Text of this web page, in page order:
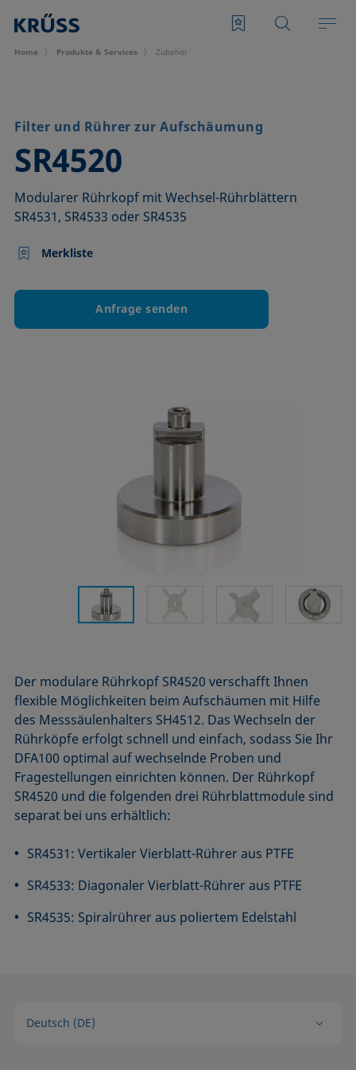
Home Produkte & Services Zubehör
Filter und Rührer zur Aufschäumung
SR4520
–
Modularer Rührkopf mit Wechsel-Rührblättern
SR4531, SR4533 oder SR4535
Merkliste
Anfrage senden
Der modulare Rührkopf SR4520 verschafft Ihnen
flexible Möglichkeiten beim Aufschäumen mit Hilfe
des Messsäulen­halters SH4512. Das Wechseln der
Rührköpfe erfolgt schnell und einfach, sodass Sie Ihr
DFA100 optimal auf wechselnde Proben und
Fragestellungen einrichten können. Der Rührkopf
SR4520 und die folgenden drei Rührblattmodule sind
separat bei uns erhältlich:
SR4531: Vertikaler Vierblatt-Rührer aus PTFE
SR4533: Diagonaler Vierblatt-Rührer aus PTFE
SR4535: Spiralrührer aus poliertem Edelstahl
Deutsch (DE)